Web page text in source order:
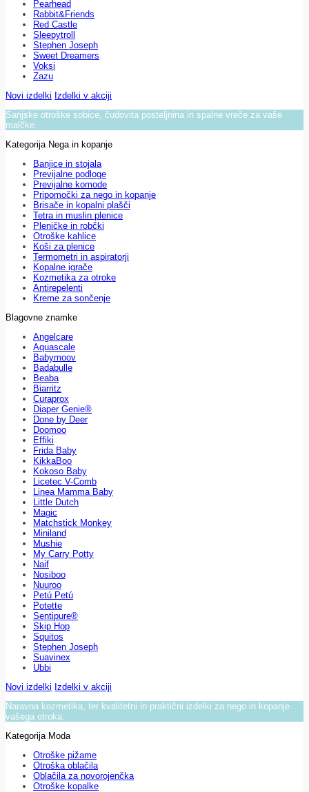
Pearhead
Rabbit&Friends
Red Castle
Sleepytroll
Stephen Joseph
Sweet Dreamers
Voksi
Zazu
Novi izdelki Izdelki v akciji
Sanjske otroške sobice, čudovita posteljnina in spalne vreče za vaše
malčke.
Kategorija Nega in kopanje
Banjice in stojala
Previjalne podloge
Previjalne komode
Pripomočki za nego in kopanje
Brisače in kopalni plašči
Tetra in muslin plenice
Pleničke in robčki
Otroške kahlice
Koši za plenice
Termometri in aspiratorji
Kopalne igrače
Kozmetika za otroke
Antirepelenti
Kreme za sončenje
Blagovne znamke
Angelcare
Aquascale
Babymoov
Badabulle
Beaba
Biarritz
Curaprox
Diaper Genie®
Done by Deer
Doomoo
Effiki
Frida Baby
KikkaBoo
Kokoso Baby
Licetec V-Comb
Linea Mamma Baby
Little Dutch
Magic
Matchstick Monkey
Miniland
Mushie
My Carry Potty
Naif
Nosiboo
Nuuroo
Petú Petú
Potette
Sentipure®
Skip Hop
Squitos
Stephen Joseph
Suavinex
Ubbi
Novi izdelki Izdelki v akciji
Naravna kozmetika, ter kvalitetni in praktični izdelki za nego in kopanje
vašega otroka.
Kategorija Moda
Otroške pižame
Otroška oblačila
Oblačila za novorojenčka
Otroške kopalke